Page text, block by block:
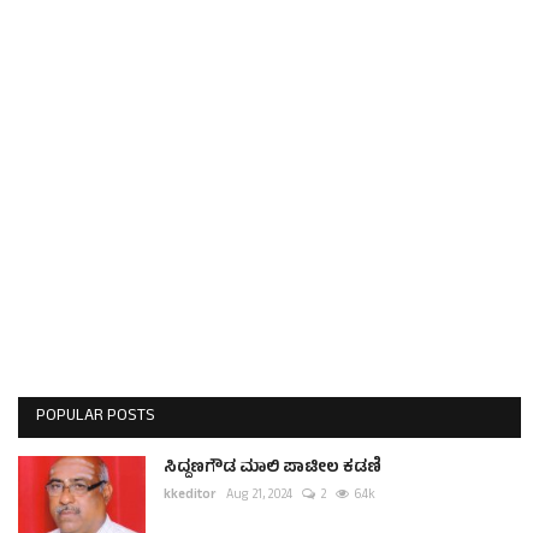
POPULAR POSTS
ಸಿದ್ದಣಗೌಡ ಮಾಲಿ ಪಾಟೀಲ ಕಡಣಿ
kkeditor Aug 21, 2024 2 6.4k